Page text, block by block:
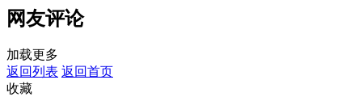
网友评论
加载更多
返回列表 返回首页
收藏